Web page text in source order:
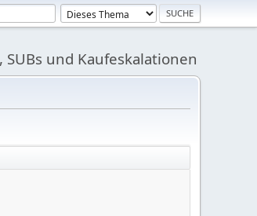
SUBs und Kaufeskalationen